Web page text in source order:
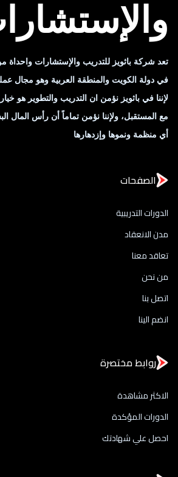
تعد شركة باثويز للتدريب والإستشارات
في دولة الكويت والمنطقة العربية وهو مجال
لإننا في باثويز نؤمن ان التدريب والتطوير هو
مع المستقبل، ولإننا نؤمن تماماً أن رأس المال
أي منظمة ونموها وإزدهارها
الصفحات
الدورات التدريبية
مدن الانعقاد
تعاقد معنا
من نحن
اتصل بنا
انضم الينا
روابط مختصرة
الاكثر مشاهدة
الدورات المؤكدة
احصل علي شهادتك